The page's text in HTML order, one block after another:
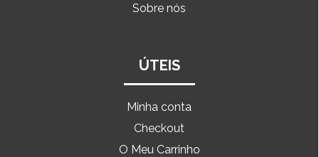
Sobre nós
ÚTEIS
Minha conta
Checkout
O Meu Carrinho